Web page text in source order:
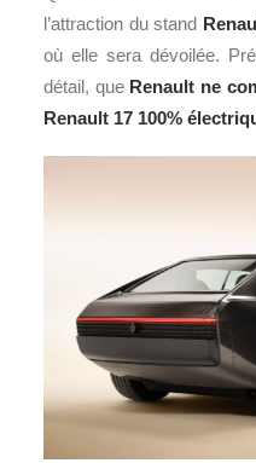
l’attraction du stand
où elle sera dévoilée.
détail, que Renault ne
Renault 17 100%